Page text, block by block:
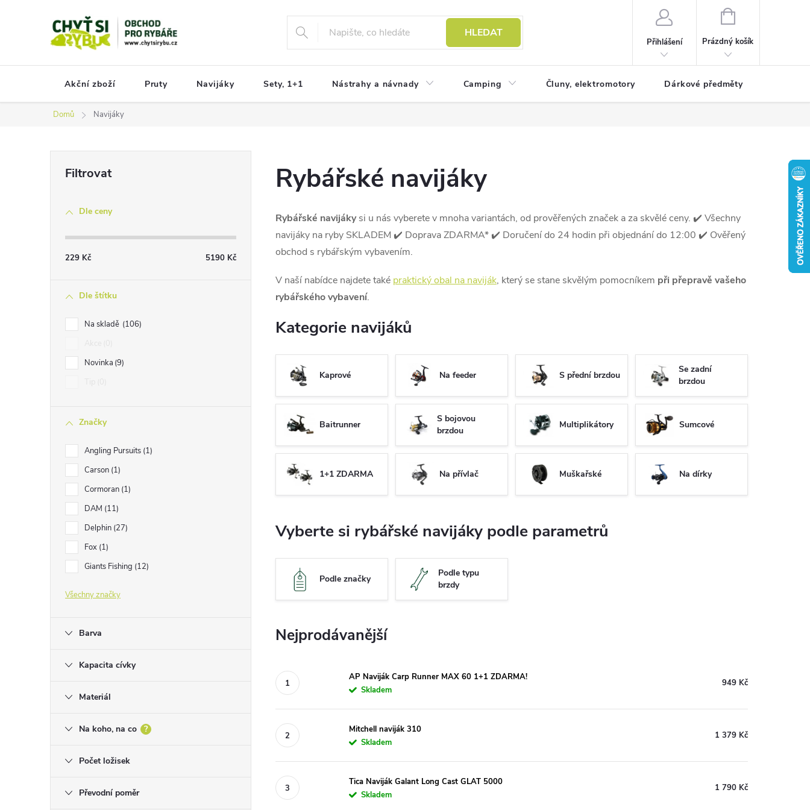
HLEDAT
Přihlášení
NÁKUPNÍ
Prázdný košík
Akční zboží Pruty Navijáky Sety, 1+1 Nástrahy a návnady Camping Čluny, elektromotory Dárkové předměty
Domů Navijáky
Dle ceny
229 Kč 5190 Kč
Dle štítku
Na skladě 106
Novinka 9
Značky
Angling Pursuits 1
Carson 1
Cormoran 1
DAM 11
Delphin 27
Fox 1
Giants Fishing 12
Všechny značky
Barva
Kapacita cívky
Materiál
Na koho, na co ?
Počet ložisek
Převodní poměr
Rybářské navijáky
Rybářské navijáky si u nás vyberete v mnoha variantách, od prověřených značek a za skvělé ceny. ✔️ Všechny
navijáky na ryby SKLADEM ✔️ Doprava ZDARMA* ✔️ Doručení do 24 hodin při objednání do 12:00 ✔️ Ověřený
obchod s rybářským vybavením.
V naší nabídce najdete také praktický obal na naviják, který se stane skvělým pomocníkem při přepravě vašeho
rybářského vybavení.
Kategorie navijáků
Kaprové Na feeder S přední brzdou
Se zadní
brzdou
Baitrunner
S bojovou
brzdou
Multiplikátory Sumcové
1+1 ZDARMA Na přívlač Muškařské Na dírky
Vyberte si rybářské navijáky podle parametrů
Podle značky
Podle typu
brzdy
Nejprodávanější
AP Naviják Carp Runner MAX 60 1+1 ZDARMA!
Skladem
949 Kč
Mitchell naviják 310
Skladem
1 379 Kč
Tica Naviják Galant Long Cast GLAT 5000
Skladem
1 790 Kč